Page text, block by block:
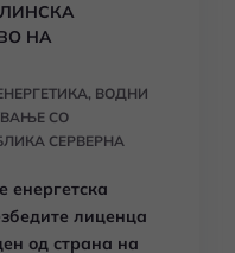
НА
ВОДНИ
СО
СЕРВЕРНА
енергетска
лиценца
од страна на